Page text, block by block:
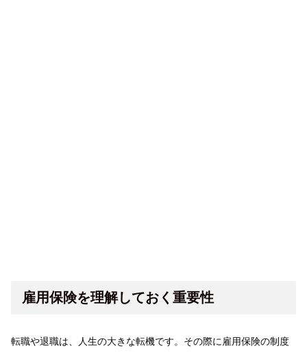
雇用保険を理解しておく重要性
転職や退職は、人生の大きな転機です。その際に雇用保険の制度